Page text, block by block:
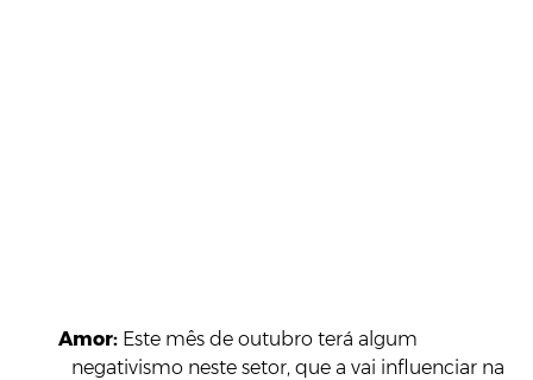
Amor: Este mês de outubro terá algum
negativismo neste setor, que a vai influenciar na